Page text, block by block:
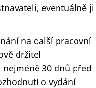
eventuálně ji
na další pracovní
držitel
30 dnů před
o vydání